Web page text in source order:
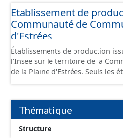
Etablissement de
Communauté de
d'Estrées
Établissements de production
l'Insee sur le territoire de la
de la Plaine d'Estrées. Seuls les établissements situés à
conformément aux prescriptions
Économiques. Ce lot ne contient
terrains à vocation économique
delà des prescriptions du CNIG
Thématique
Structure